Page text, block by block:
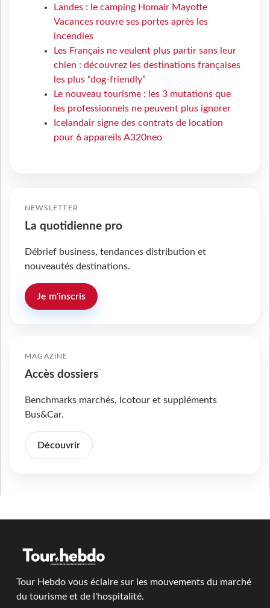
Landes : le camping Homair Mayotte
Vacances rouvre ses portes après les
incendies
Les Français ne veulent plus partir sans leur
chien : découvrez les destinations françaises
les plus “dog-friendly”
Le nouveau tourisme : les 3 mutations que
les professionnels ne peuvent plus ignorer
Icelandair signe des contrats de location
pour 6 appareils A320neo
NEWSLETTER
La quotidienne pro
Débrief business, tendances distribution et
nouveautés destinations.
Je m'inscris
MAGAZINE
Accès dossiers
Benchmarks marchés, Icotour et suppléments
Bus&Car.
Découvrir
Tour Hebdo vous éclaire sur les mouvements du marché
du tourisme et de l'hospitalité.